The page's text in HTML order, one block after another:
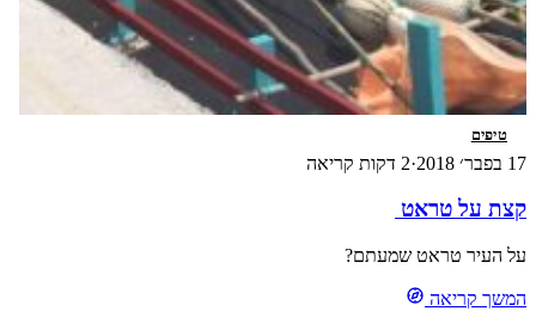
טיפים
17 בפבר׳ 2018 ·2 דקות קריאה
קצת על טראט
על העיר טראט שמעתם?
המשך קריאה